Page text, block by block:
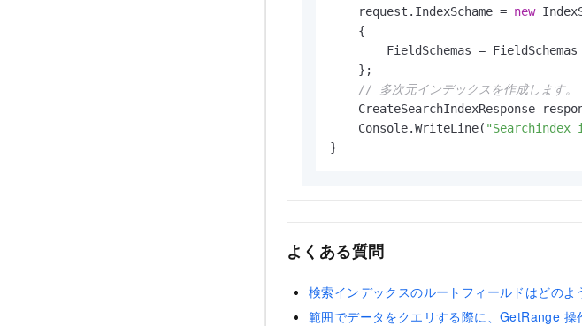
    request.IndexSchame =
new
    {
        FieldSchemas = FieldSchemas
    };
// 多次元インデックスを作成します。
CreateSearchIndexResponse
    Console.WriteLine(
}
よくある質問
検索インデックスのルートフィールドはどのよ
範囲でデータをクエリする際に、GetRange